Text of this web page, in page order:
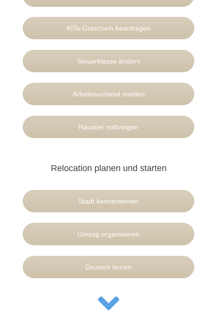
KiTa-Gutschein beantragen
Steuerklasse ändern
Arbeitssuchend melden
Haustier mitbringen
Relocation planen und starten
Stadt kennenlernen
Umzug organisieren
Deutsch lernen